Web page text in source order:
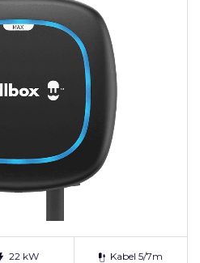
22 kW Kabel 5/7m